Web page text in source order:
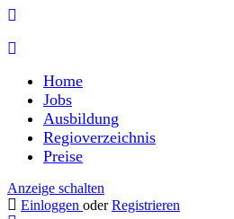
Home
Jobs
Ausbildung
Regioverzeichnis
Preise
Anzeige schalten
Einloggen oder Registrieren